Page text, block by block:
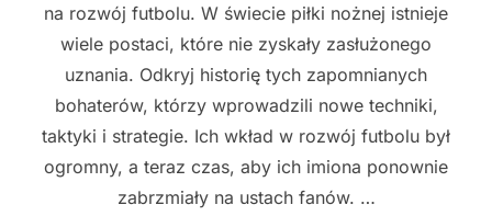
na rozwój futbolu. W świecie piłki nożnej istnieje
wiele postaci, które nie zyskały zasłużonego
uznania. Odkryj historię tych zapomnianych
bohaterów, którzy wprowadzili nowe techniki,
taktyki i strategie. Ich wkład w rozwój futbolu był
ogromny, a teraz czas, aby ich imiona ponownie
zabrzmiały na ustach fanów. …